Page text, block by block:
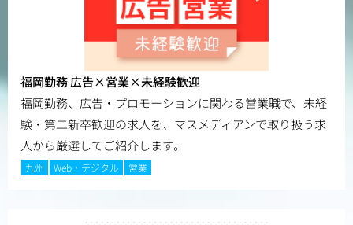
福岡勤務 広告×営業×未経験歓迎
福岡勤務、広告・プロモーションに関わる営業職で、未経
験・第二新卒歓迎の求人を、マスメディアンで取り扱う求
人から厳選してご紹介します。
九州 Web・デジタル 営業